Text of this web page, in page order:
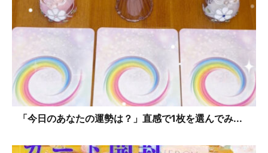
「今日のあなたの運勢は？」直感で1枚を選んでみ...